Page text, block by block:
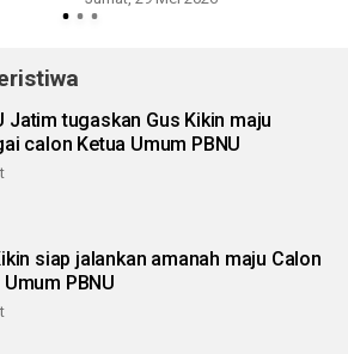
Jatim tugaskan Gus Kikin maju
calon Ketua Umum PBNU
siap jalankan amanah maju Calon
Umum PBNU